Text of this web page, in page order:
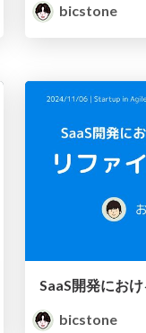
bicstone
bicstone